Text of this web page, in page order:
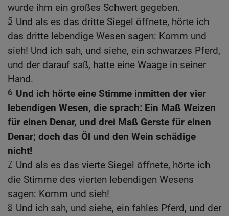
wurde ihm ein großes Schwert gegeben.
5 Und als es das dritte Siegel öffnete, hörte ich
das dritte lebendige Wesen sagen: Komm und
sieh! Und ich sah, und siehe, ein schwarzes Pferd,
und der darauf saß, hatte eine Waage in seiner
Hand.
6 Und ich hörte eine Stimme inmitten der vier
lebendigen Wesen, die sprach: Ein Maß Weizen
für einen Denar, und drei Maß Gerste für einen
Denar; doch das Öl und den Wein schädige
nicht!
7 Und als es das vierte Siegel öffnete, hörte ich
die Stimme des vierten lebendigen Wesens
sagen: Komm und sieh!
8 Und ich sah, und siehe, ein fahles Pferd, und der